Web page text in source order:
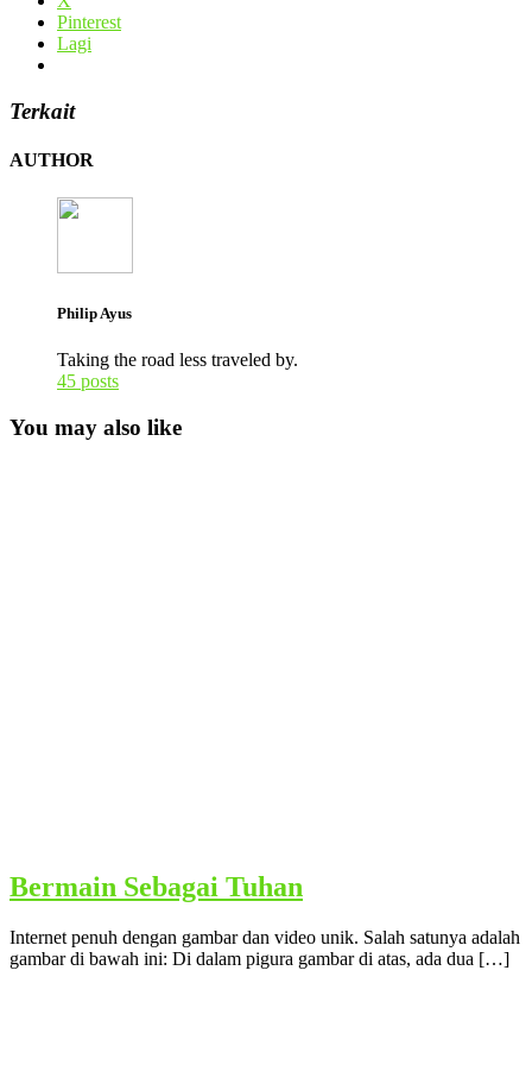
Pinterest
Lagi
Terkait
AUTHOR
Philip Ayus
Taking the road less traveled by.
45 posts
You may also like
Bermain Sebagai Tuhan
Internet penuh dengan gambar dan video unik. Salah satunya adalah
gambar di bawah ini: Di dalam pigura gambar di atas, ada dua […]